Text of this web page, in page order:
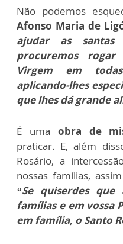
Não podemos
Afonso Maria de
ajudar as santas
procuremos
Virgem em
aplicando-lhes
que lhes dá grande
É uma obra de
praticar. E, além
Rosário, a
nossas famílias,
“Se quiserdes
famílias e em vossa
em família, o Santo